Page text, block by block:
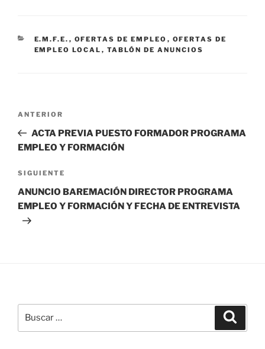
CATEGORÍAS
E.M.F.E. , OFERTAS DE EMPLEO , OFERTAS DE
EMPLEO LOCAL , TABLÓN DE ANUNCIOS
entradas
Entrada
anterior:
ANTERIOR
ACTA PREVIA PUESTO FORMADOR PROGRAMA
EMPLEO Y FORMACIÓN
Siguiente
entrada
SIGUIENTE
ANUNCIO BAREMACIÓN DIRECTOR PROGRAMA
EMPLEO Y FORMACIÓN Y FECHA DE ENTREVISTA
por: